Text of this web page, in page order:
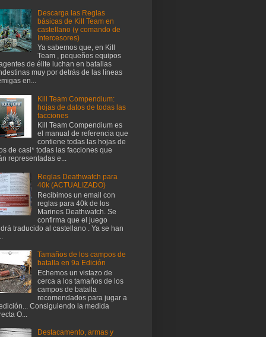
Descarga las Reglas
básicas de Kill Team en
castellano (y comando de
Intercesores)
Ya sabemos que, en Kill
Team , pequeños equipos
de élite luchan en batallas
muy por detrás de las líneas
en...
Kill Team Compendium:
hojas de datos de todas las
facciones
Kill Team Compendium es
el manual de referencia que
contiene todas las hojas de
de casi* todas las facciones que
representadas e...
Reglas Deathwatch para
40k (ACTUALIZADO)
Recibimos un email con
reglas para 40k de los
Marines Deathwatch. Se
confirma que el juego
traducido al castellano . Ya se han
Tamaños de los campos de
batalla en 9a Edición
Echemos un vistazo de
cerca a los tamaños de los
campos de batalla
recomendados para jugar a
Consiguiendo la medida
O...
Destacamento, armas y